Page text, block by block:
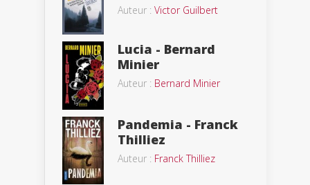
Auteur : Victor Guilbert
Lucia - Bernard
Minier
Auteur : Bernard Minier
Pandemia - Franck
Thilliez
Auteur : Franck Thilliez